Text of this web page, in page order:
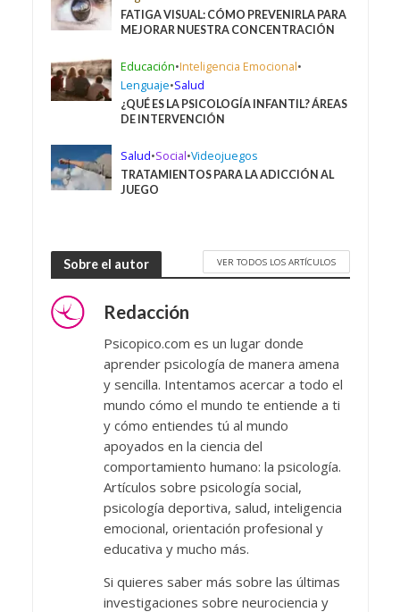
FATIGA VISUAL: CÓMO PREVENIRLA PARA
MEJORAR NUESTRA CONCENTRACIÓN
Educación•Inteligencia Emocional•
Lenguaje•Salud
¿QUÉ ES LA PSICOLOGÍA INFANTIL? ÁREAS
DE INTERVENCIÓN
Salud•Social•Videojuegos
TRATAMIENTOS PARA LA ADICCIÓN AL
JUEGO
Sobre el autor VER TODOS LOS ARTÍCULOS
Redacción
Psicopico.com es un lugar donde
aprender psicología de manera amena
y sencilla. Intentamos acercar a todo el
mundo cómo el mundo te entiende a ti
y cómo entiendes tú al mundo
apoyados en la ciencia del
comportamiento humano: la psicología.
Artículos sobre psicología social,
psicología deportiva, salud, inteligencia
emocional, orientación profesional y
educativa y mucho más.
Si quieres saber más sobre las últimas
investigaciones sobre neurociencia y